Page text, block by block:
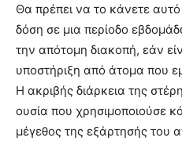
Θα πρέπει να το κάνετε
δόση σε μια περίοδο
την απότομη διακοπή, εάν
υποστήριξη από άτομα που
Η ακριβής διάρκεια της
ουσία που χρησιμοποιούσε
μέγεθος της εξάρτησής του